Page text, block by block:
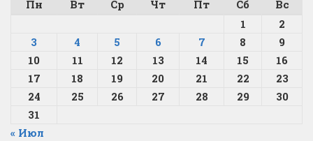
Пн
Вт Ср Чт Пт Сб
Вс
1
2
3
4 5 6 7 8
9
10
11 12 13 14 15
16
17
18 19 20 21 22
23
24
25 26 27 28 29
30
31
« Июл